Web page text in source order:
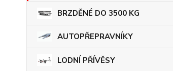
BRZDĚNÉ DO 3500 KG
AUTOPŘEPRAVNÍKY
LODNÍ PŘÍVĚSY